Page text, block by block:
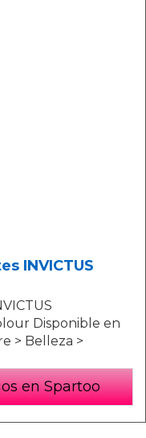
INVICTUS
Disponible en
> Belleza >
en Spartoo